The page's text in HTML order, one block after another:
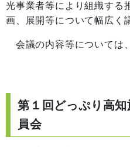
光事業者等により組織する
画、展開等について幅広く
会議の内容等については
第１回どっぷり高
員会